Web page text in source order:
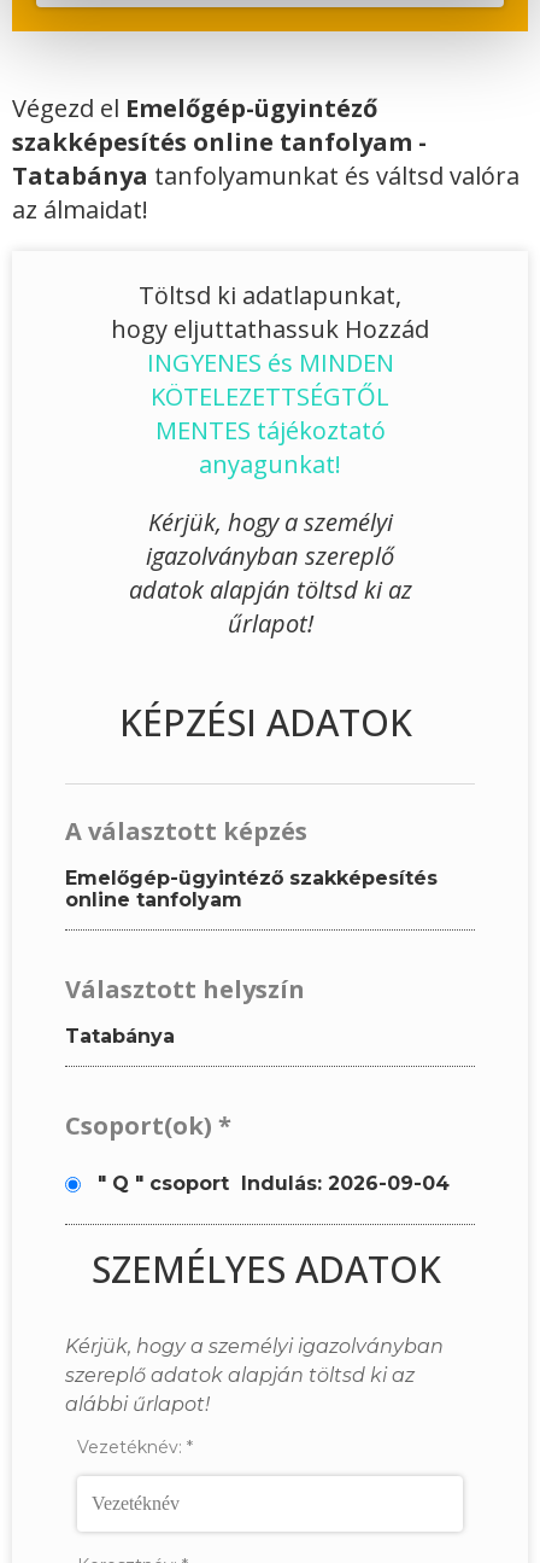
Végezd el Emelőgép-ügyintéző
szakképesítés online tanfolyam -
Tatabánya tanfolyamunkat és váltsd valóra
az álmaidat!
Töltsd ki adatlapunkat,
hogy eljuttathassuk Hozzád
INGYENES és MINDEN
KÖTELEZETTSÉGTŐL
MENTES tájékoztató
anyagunkat!
Kérjük, hogy a személyi
igazolványban szereplő
adatok alapján töltsd ki az
űrlapot!
KÉPZÉSI ADATOK
A választott képzés
Emelőgép-ügyintéző szakképesítés
online tanfolyam
Választott helyszín
Tatabánya
Csoport(ok) *
" Q " csoport Indulás: 2026-09-04
SZEMÉLYES ADATOK
Kérjük, hogy a személyi igazolványban
szereplő adatok alapján töltsd ki az
alábbi űrlapot!
Vezetéknév: *